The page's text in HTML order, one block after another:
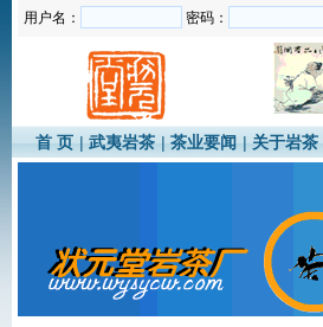
用户名： 密码：
首 页 |武夷岩茶 |茶业要闻 |关于岩茶